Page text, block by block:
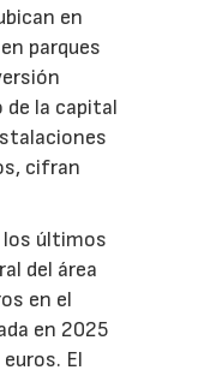
en
parques
la capital
cifran
los últimos
del área
en el
en 2025
El